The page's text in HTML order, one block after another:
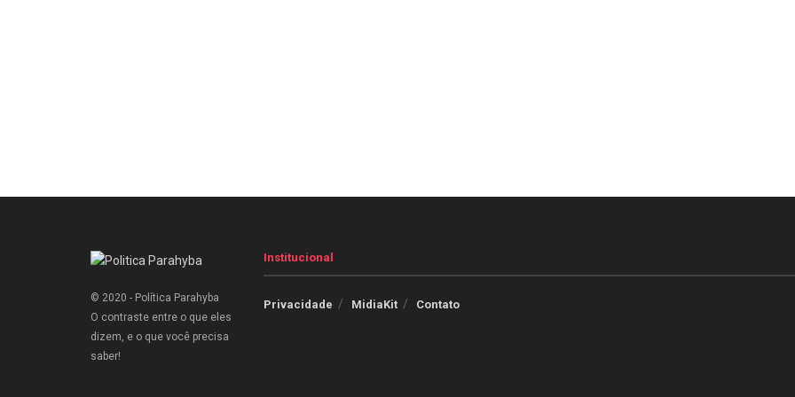
© 2020 - Política Parahyba
O contraste entre o que eles
dizem, e o que você precisa
saber!
Institucional
Privacidade MidiaKit Contato